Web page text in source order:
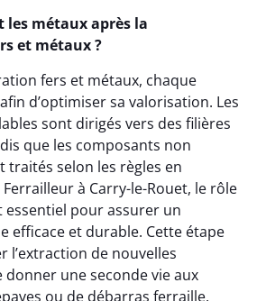
les métaux après la
et métaux ?
fers et métaux, chaque
d’optimiser sa valorisation. Les
sont dirigés vers des filières
que les composants non
traités selon les règles en
à Carry-le-Rouet, le rôle
pour assurer un
efficace et durable. Cette étape
l’extraction de nouvelles
donner une seconde vie aux
ou de débarras ferraille.